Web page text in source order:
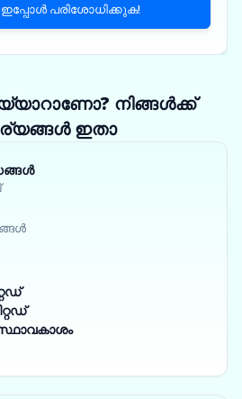
പരിശോധിക്കുക!
നിങ്ങൾക്ക്
ഇതാ